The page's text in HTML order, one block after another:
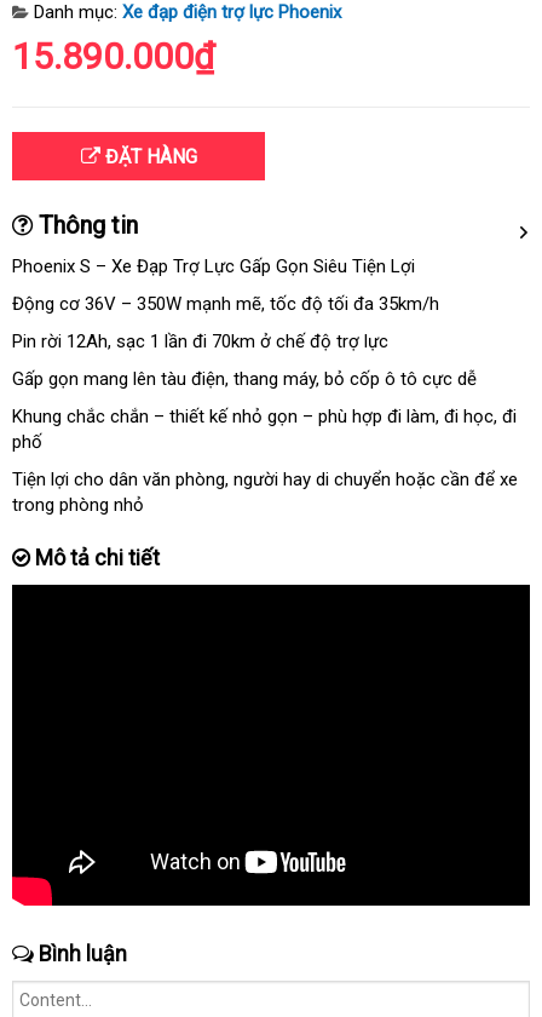
Danh mục: Xe đạp điện trợ lực Phoenix
15.890.000₫
ĐẶT HÀNG
Thông tin
Phoenix S – Xe Đạp Trợ Lực Gấp Gọn Siêu Tiện Lợi
Động cơ 36V – 350W mạnh mẽ, tốc độ tối đa 35km/h
Pin rời 12Ah, sạc 1 lần đi 70km ở chế độ trợ lực
Gấp gọn mang lên tàu điện, thang máy, bỏ cốp ô tô cực dễ
Khung chắc chắn – thiết kế nhỏ gọn – phù hợp đi làm, đi học, đi
phố
Tiện lợi cho dân văn phòng, người hay di chuyển hoặc cần để xe
trong phòng nhỏ
Mô tả chi tiết
Bình luận